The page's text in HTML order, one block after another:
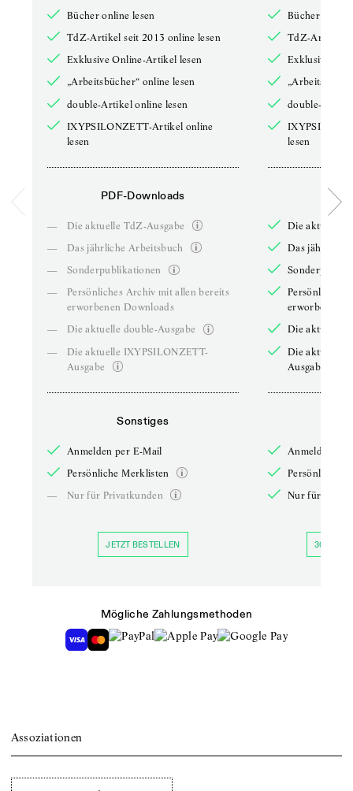
Bücher online lesen
TdZ-Artikel seit 2013 online lesen
Exklusive Online-Artikel lesen
„Arbeitsbücher“ online lesen
double-Artikel online lesen
IXYPSILONZETT-Artikel online
lesen
PDF-Downloads
—
Die aktuelle TdZ-Ausgabe
—
Das jährliche Arbeitsbuch
—
Sonderpublikationen
—
Persönliches Archiv mit allen bereits
erworbenen Downloads
—
Die aktuelle double-Ausgabe
—
Die aktuelle IXYPSILONZETT-
Ausgabe
Sonstiges
Anmelden per E-Mail
Persönliche Merklisten
—
Nur für Privatkunden
JETZT BESTELLEN
Bücher online
TdZ-Artikel
Exklusive
double-
lesen
Die aktuelle
Das jährliche
Persönliches
erworbenen
Die aktuelle
Die aktuelle
Ausgabe
Anmelden
Persönliche
Nur für
30 TAGE
Mögliche Zahlungsmethoden
Assoziationen